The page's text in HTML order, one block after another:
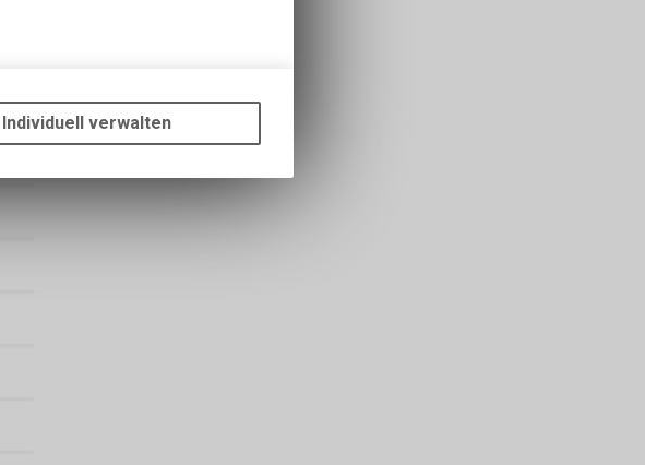
Online-Angebots, wie die
beachten Sie, dass die
Individuell verwalten